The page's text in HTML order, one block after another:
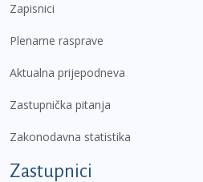
Zapisnici
Plenarne rasprave
Aktualna prijepodneva
Zastupnička pitanja
Zakonodavna statistika
Zastupnici